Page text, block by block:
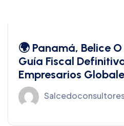
🌍 Panamá, Belice
Guía Fiscal
Empresarios